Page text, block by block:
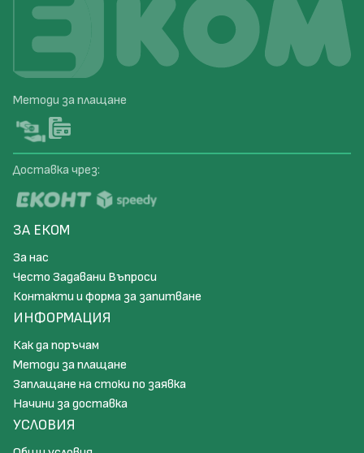
Методи за плащане
Доставка чрез:
ЗА ЕКОМ
За нас
Често Задавани Въпроси
Контакти и форма за запитване
ИНФОРМАЦИЯ
Как да поръчам
Методи за плащане
Заплащане на стоки по заявка
Начини за доставка
УСЛОВИЯ